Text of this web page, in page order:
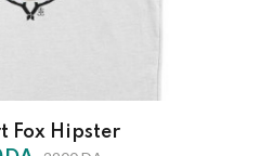
Fox Hipster